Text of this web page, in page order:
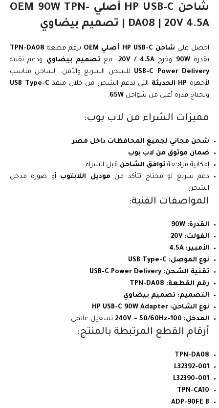
شاحن HP USB-C أصلي OEM 90W TPN-
DA08 | 20V 4.5A | تصميم بيضاوي
احصل على شاحن HP USB-C أصلي OEM برقم قطعة TPN-DA08
بقدرة90W وخرج 20V / 4.5A، مع تصميم بيضاوي ودعم تقنية
USB-C Power Delivery للشحن السريع والآمن. الشاحن مناسب
لأجهزة HP الحديثة التي تدعم الشحن من خلال منفذ USB Type-C
وتحتاج قدرة أعلى من شواحن 65W
.
مميزات الشراء من لاب بوب:
شحن مجاني لجميع المحافظات داخل مصر
ضمان موثوق من لاب بوب
إمكانية مراجعة توافق الشاحن قبل الشراء
دعم سريع لو محتاج تتأكد من موديل اللابتوب أو صورة مدخل
الشحن
المواصفات الفنية:
القدرة: 90W
الفولت: 20V
الأمبير: 4.5A
نوع الموصل: USB Type-C
تقنية الشحن: USB-C Power Delivery
رقم القطعة: TPN-DA08
التصميم: تصميم بيضاوي
نوع الشاحن: HP USB-C 90W Adapter
المدخل: 100-240V ~ 50/60Hz تشغيل عالمي
أرقام القطع المرتبطة بالمنتج:
TPN-DA08
L32392-001
L32390-001
TPN-CA10
ADP-90FE B